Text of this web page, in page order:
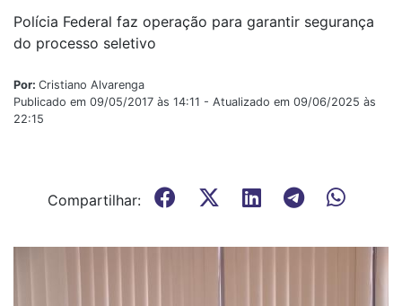
Polícia Federal faz operação para garantir segurança
do processo seletivo
Por: Cristiano Alvarenga
Publicado em 09/05/2017 às 14:11 - Atualizado em 09/06/2025 às
22:15
Compartilhar: